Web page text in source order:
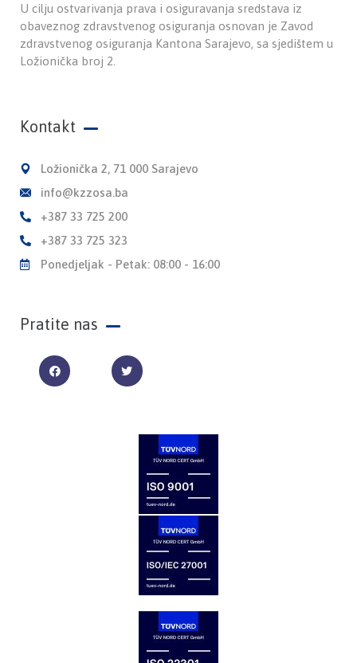
U cilju ostvarivanja prava i osiguravanja sredstava iz
obaveznog zdravstvenog osiguranja osnovan je Zavod
zdravstvenog osiguranja Kantona Sarajevo, sa sjedištem u
Ložionička broj 2.
Kontakt
Ložionička 2, 71 000 Sarajevo
info@kzzosa.ba
+387 33 725 200
+387 33 725 323
Ponedjeljak - Petak: 08:00 - 16:00
Pratite nas